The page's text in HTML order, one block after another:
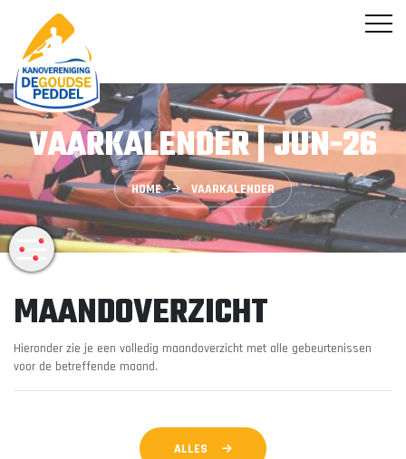
VAARKALENDER | JUN-26
HOME VAARKALENDER
MAANDOVERZICHT
Hieronder zie je een volledig maandoverzicht met alle gebeurtenissen
voor de betreffende maand.
ALLES